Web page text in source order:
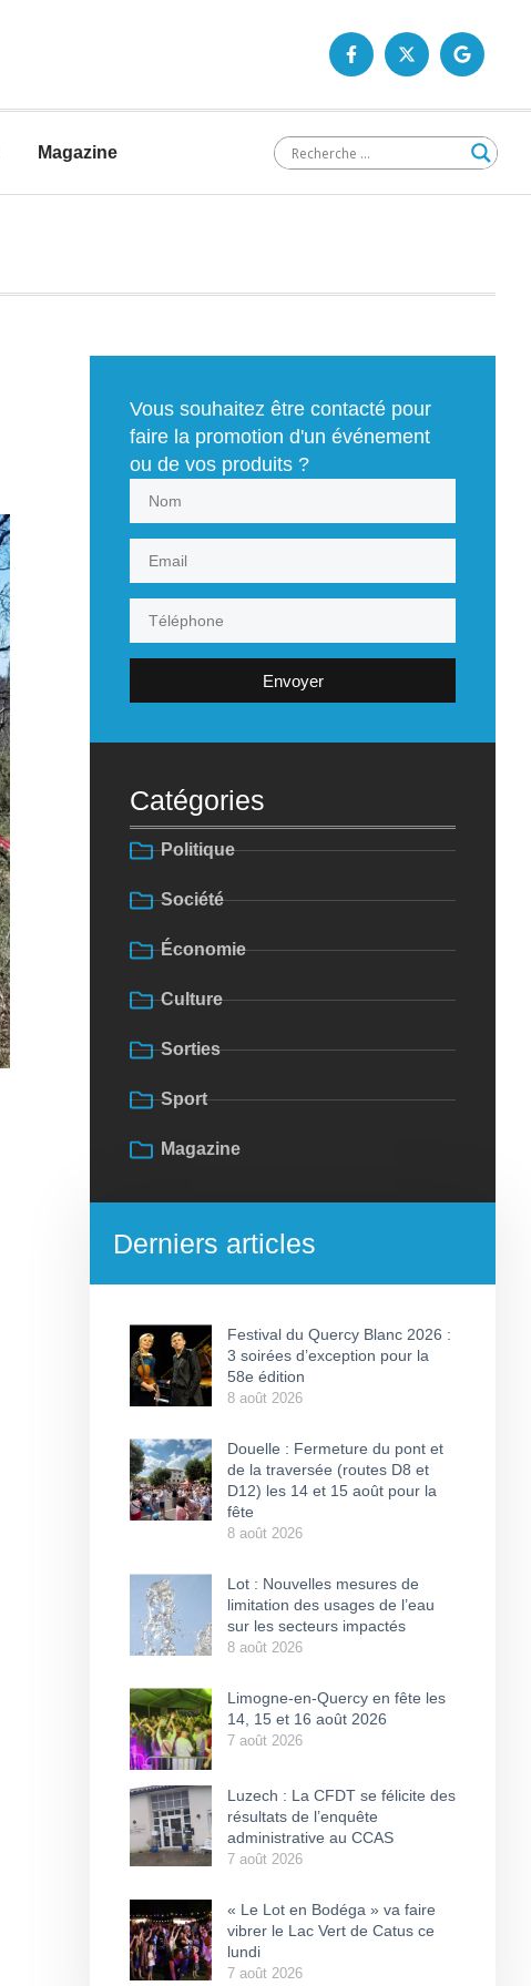
Magazine
Vous souhaitez être contacté pour
faire la promotion d'un événement
ou de vos produits ?
Envoyer
Catégories
Politique
Société
Économie
Culture
Sorties
Sport
Magazine
Derniers articles
Festival du Quercy Blanc 2026 :
3 soirées d’exception pour la
58e édition
8 août 2026
Douelle : Fermeture du pont et
de la traversée (routes D8 et
D12) les 14 et 15 août pour la
fête
8 août 2026
Lot : Nouvelles mesures de
limitation des usages de l’eau
sur les secteurs impactés
8 août 2026
Limogne-en-Quercy en fête les
14, 15 et 16 août 2026
7 août 2026
Luzech : La CFDT se félicite des
résultats de l’enquête
administrative au CCAS
7 août 2026
« Le Lot en Bodéga » va faire
vibrer le Lac Vert de Catus ce
lundi
7 août 2026